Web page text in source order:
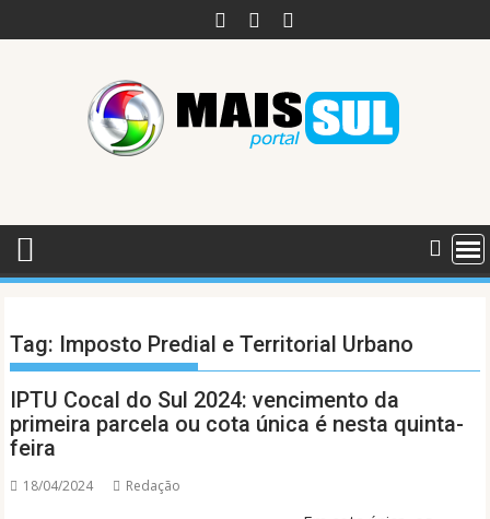
to
Tag: Imposto Predial e Territorial Urbano
IPTU Cocal do Sul 2024: vencimento da
primeira parcela ou cota única é nesta quinta-
feira
18/04/2024 Redação